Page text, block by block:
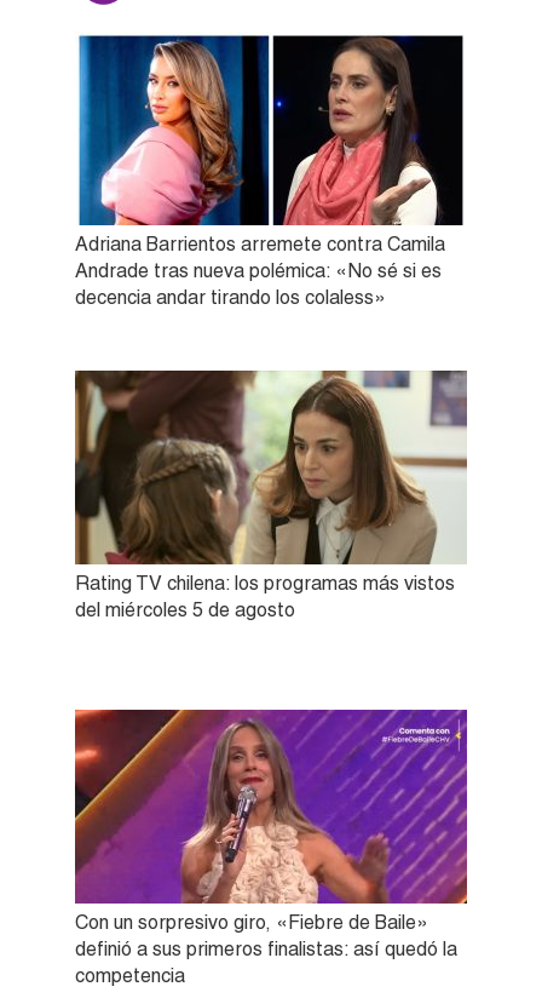
Adriana Barrientos arremete contra Camila
Andrade tras nueva polémica: «No sé si es
decencia andar tirando los colaless»
Rating TV chilena: los programas más vistos
del miércoles 5 de agosto
Con un sorpresivo giro, «Fiebre de Baile»
definió a sus primeros finalistas: así quedó la
competencia